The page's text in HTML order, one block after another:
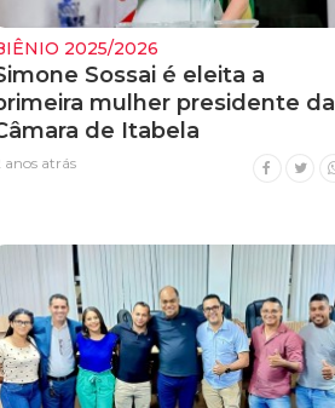
2025/2026
Sossai é eleita a
mulher presidente da
de Itabela
anos atrás